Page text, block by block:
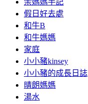
余媽媽手記
假日好去處
和牛B
和牛媽媽
家庭
小小豬kinsey
小小豬的成長日誌
晴朗媽媽
湯水